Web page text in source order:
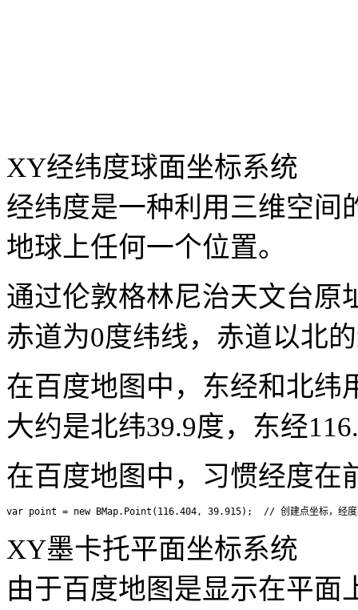
XY经纬度球面坐标系统
经纬度是一种利用三维空间
地球上任何一个位置。
通过伦敦格林尼治天文台原
赤道为0度纬线，赤道以北
在百度地图中，东经和北纬
大约是北纬39.9度，东经
在百度地图中，习惯经度在
XY墨卡托平面坐标系统
由于百度地图是显示在平面